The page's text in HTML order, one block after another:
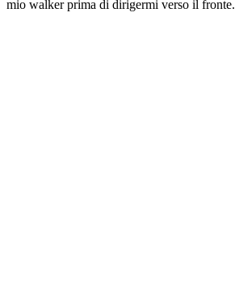
mio walker prima di dirigermi verso il fronte.